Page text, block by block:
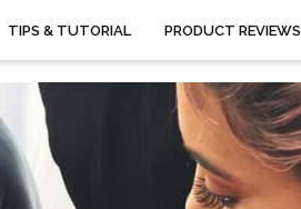
TIPS & TUTORIAL PRODUCT REVIEWS